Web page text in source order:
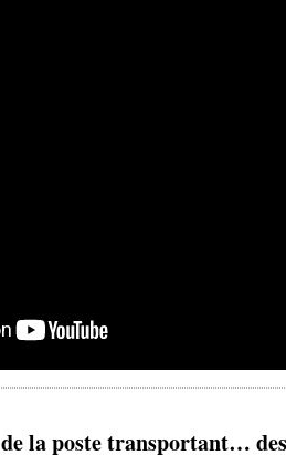
la poste transportant…